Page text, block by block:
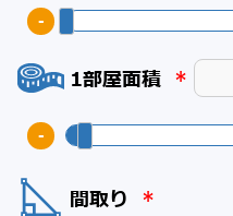
-
1部屋面積 *
-
間取り *